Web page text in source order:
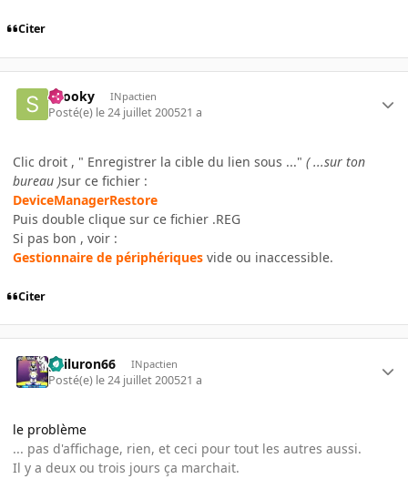
Citer
snooky INpactien
Posté(e) le 24 juillet 200521 a
Clic droit , " Enregistrer la cible du lien sous ..." ( ...sur ton
bureau )sur ce fichier :
DeviceManagerRestore
Puis double clique sur ce fichier .REG
Si pas bon , voir :
Gestionnaire de périphériques vide ou inaccessible.
Citer
gailuron66 INpactien
Posté(e) le 24 juillet 200521 a
le problème
... pas d'affichage, rien, et ceci pour tout les autres aussi.
Il y a deux ou trois jours ça marchait.